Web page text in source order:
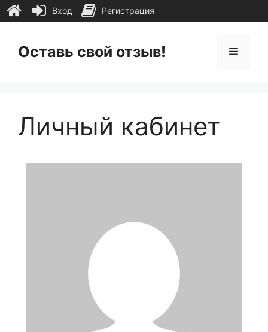
содержимому
Оставь свой отзыв! Меню
Личный кабинет
Вход Регистрация